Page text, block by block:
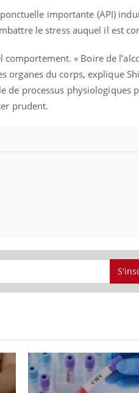
importante (API)
le stress auquel il est
comportement. « Boire de
organes du corps, explique
de processus physiologiques
prudent.